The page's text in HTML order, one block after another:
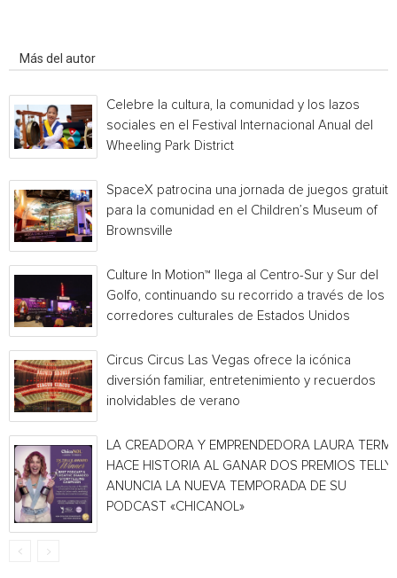
Más del autor
Celebre la cultura, la comunidad y los lazos
sociales en el Festival Internacional Anual del
Wheeling Park District
SpaceX patrocina una jornada de juegos gratuita
para la comunidad en el Children’s Museum of
Brownsville
Culture In Motion™ llega al Centro-Sur y Sur del
Golfo, continuando su recorrido a través de los
corredores culturales de Estados Unidos
Circus Circus Las Vegas ofrece la icónica
diversión familiar, entretenimiento y recuerdos
inolvidables de verano
LA CREADORA Y EMPRENDEDORA LAURA
HACE HISTORIA AL GANAR DOS PREMIOS TELLY
ANUNCIA LA NUEVA TEMPORADA DE SU
PODCAST «CHICANOL»